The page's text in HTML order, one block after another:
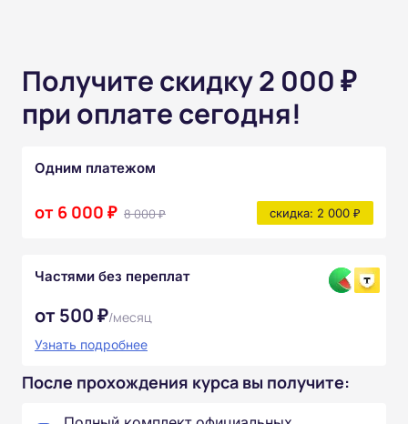
Получите скидку 2 000 ₽
при оплате сегодня!
Одним платежом
от 6 000 ₽ 8 000 ₽ скидка: 2 000 ₽
Частями без переплат
от 500 ₽/месяц
Узнать подробнее
После прохождения курса вы получите: